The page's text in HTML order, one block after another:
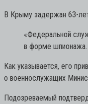
В Крыму задержан 63-
«Федеральной
в форме шпионажа.
Как указывается, его
о военнослужащих
Подозреваемый